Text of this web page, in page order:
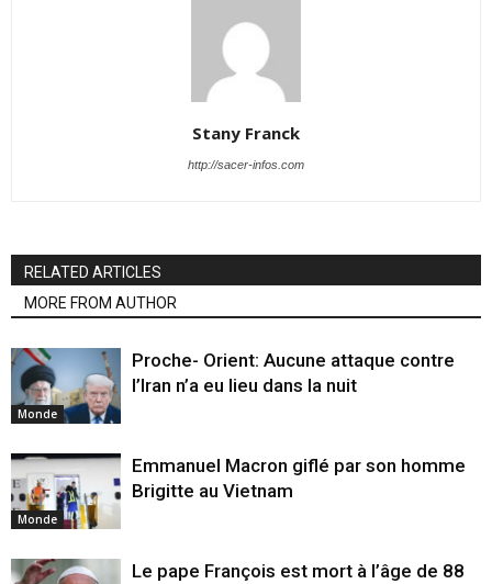
Stany Franck
http://sacer-infos.com
RELATED ARTICLES
MORE FROM AUTHOR
Monde
Proche- Orient: Aucune attaque contre
l’Iran n’a eu lieu dans la nuit
Monde
Emmanuel Macron giflé par son homme
Brigitte au Vietnam
Le pape François est mort à l’âge de 88